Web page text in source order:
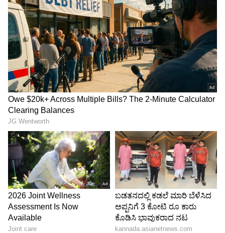
ನಾಗರಿಕರಿಗೆ ಮತ್ತು ಬಿಎಲ್‌ಒಗಳಿಗೆ ಸಹಾಯ ಮಾಡಲಿದ್ದಾರೆ.
ಇದಕ್ಕಾಗಿ ಆಯೋಗ ಮತ್ತು ಸರ್ಕಾರ ಬಿಎಲ್‌ಎಗಳನ್ನು
ಒಳಗೊಂಡ ಸಹಾಯ ಕೇಂದ್ರಗಳನ್ನು (ಫೆಸಿಲೇಷನ್‌ ಸೆಂಟರ್‌)
ಪ್ರತಿ ಬೂತ್‌, ಪಂಚಾಯಿತಿ ಮಟ್ಟದಲ್ಲಿ ಮಾಡಲಾಗಿದೆ. 11,856
ಬಿಎಲ್‌ಒ ಸಹಾಯ ಕೇಂದ್ರಗಳು, 37,664 ಬಿಎಲ್‌ಎ
ಕೇಂದ್ರಗಳು ಸೇರಿ ಒಟ್ಟಾರೆ 49,320 ಸಹಾಯ ಕೇಂದ್ರಗಳ
ವ್ಯವಸ್ಥೆ ಮಾಡಲಾಗಿದೆ. ಇವುಗಳಲ್ಲಿ ನಾಗರಿಕರು ಅಗತ್ಯ
ಸಹಕಾರ ಪಡೆಯಬಹುದು ಎಂದು ಹೇಳಿದರು.
ಆನ್‌ಲೈನ್‌ನಲ್ಲೂ ಅರ್ಜಿ ಭರ್ತಿ ಮಾಡಬಹುದು:
ಬಿಎಲ್‌ಒಗಳು ಮನೆಗೆ ಬಂದಾಗ ಲಭ್ಯವಿಲ್ಲದವರು
ಆನ್‌ಲೈನ್‌ನಲ್ಲೂ ತಮ್ಮ ಎಸ್‌ಐಆರ್‌ ಸಂಬಂಧ ಅರ್ಜಿ ಭರ್ತಿ
ಮಾಡಿ ಸಲ್ಲಿಸಬಹುದು.